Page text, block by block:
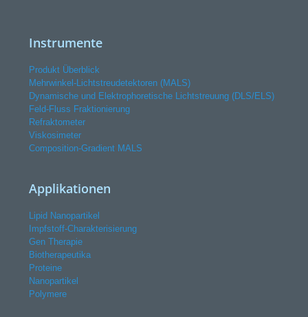
Instrumente
Produkt Überblick
Mehrwinkel-Lichtstreudetektoren (MALS)
Dynamische und Elektrophoretische Lichtstreuung (DLS/ELS)
Feld-Fluss Fraktionierung
Refraktometer
Viskosimeter
Composition-Gradient MALS
Applikationen
Lipid Nanopartikel
Impfstoff-Charakterisierung
Gen Therapie
Biotherapeutika
Proteine
Nanopartikel
Polymere